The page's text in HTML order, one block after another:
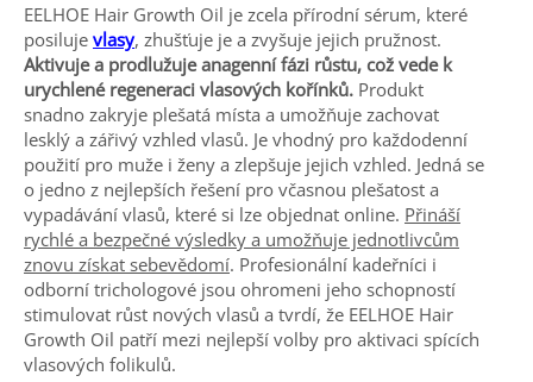
EELHOE Hair Growth Oil je zcela přírodní sérum, které
posiluje vlasy, zhušťuje je a zvyšuje jejich pružnost.
Aktivuje a prodlužuje anagenní fázi růstu, což vede k
urychlené regeneraci vlasových kořínků. Produkt
snadno zakryje plešatá místa a umožňuje zachovat
lesklý a zářivý vzhled vlasů. Je vhodný pro každodenní
použití pro muže i ženy a zlepšuje jejich vzhled. Jedná se
o jedno z nejlepších řešení pro včasnou plešatost a
vypadávání vlasů, které si lze objednat online. Přináší
rychlé a bezpečné výsledky a umožňuje jednotlivcům
znovu získat sebevědomí. Profesionální kadeřníci i
odborní trichologové jsou ohromeni jeho schopností
stimulovat růst nových vlasů a tvrdí, že EELHOE Hair
Growth Oil patří mezi nejlepší volby pro aktivaci spících
vlasových folikulů.